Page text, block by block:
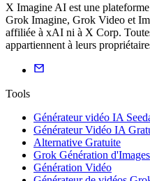
X Imagine AI est une
Grok Imagine, Grok Video et
affiliée à xAI ni à X Corp.
appartiennent à leurs
Tools
Générateur vidéo IA
Générateur Vidéo IA
Alternative Gratuite
Grok Génération d'Images
Génération Vidéo